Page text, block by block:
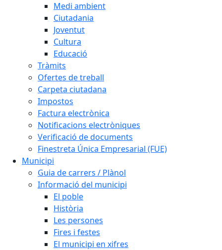
Medi ambient
Ciutadania
Joventut
Cultura
Educació
Tràmits
Ofertes de treball
Carpeta ciutadana
Impostos
Factura electrònica
Notificacions electròniques
Verificació de documents
Finestreta Única Empresarial (FUE)
Municipi
Guia de carrers / Plànol
Informació del municipi
El poble
Història
Les persones
Fires i festes
El municipi en xifres